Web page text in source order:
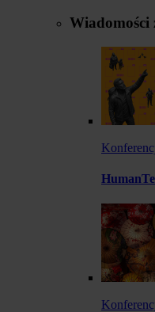
Wiadomości